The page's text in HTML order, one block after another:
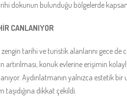
dokunun bulunduğu bölgelerde
CANLANIYOR
zengin tarihi ve turistik alanlarını gece
konuk evlerine erişimin
Aydınlatmanın yalnızca estetik
dikkat çekildi.